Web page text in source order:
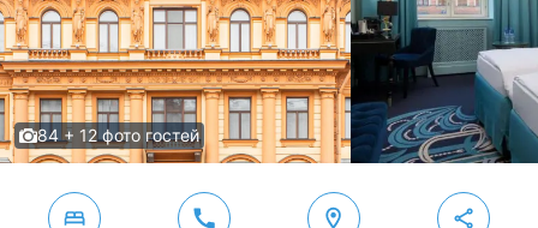
84 + 12 фото гостей